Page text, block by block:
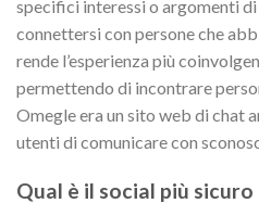
specifici interessi o argomenti
connettersi con persone che
rende l’esperienza più
permettendo di incontrare
Omegle era un sito web di chat
utenti di comunicare con
Qual è il social più sicuro